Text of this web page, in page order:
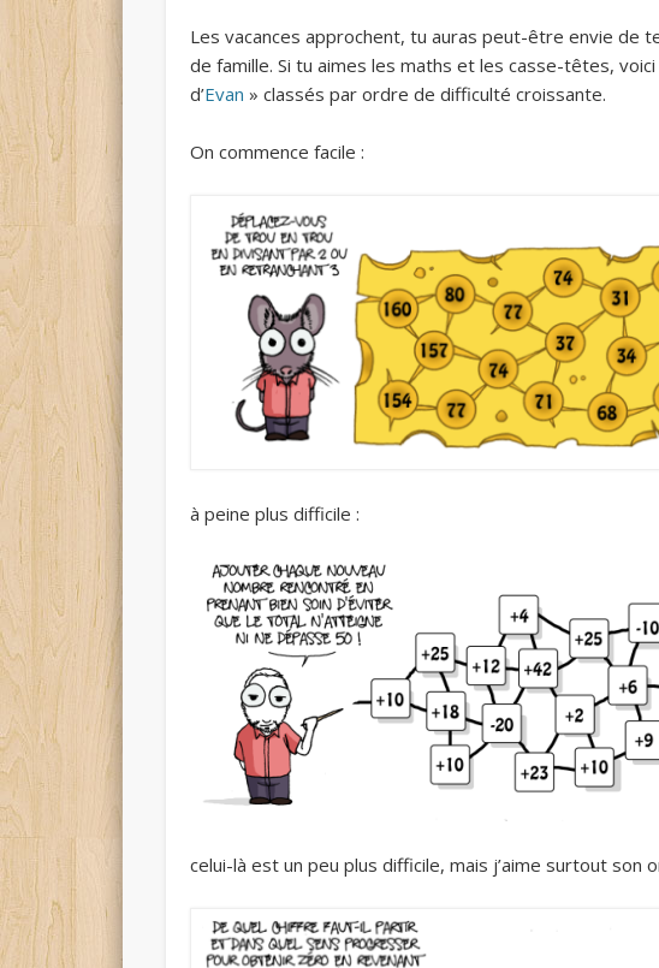
Les vacances approchent, tu auras peut-être envie de
de famille. Si tu aimes les maths et les casse-têtes,
d’Evan » classés par ordre de difficulté croissante.
On commence facile :
à peine plus difficile :
celui-là est un peu plus difficile, mais j’aime surtout son